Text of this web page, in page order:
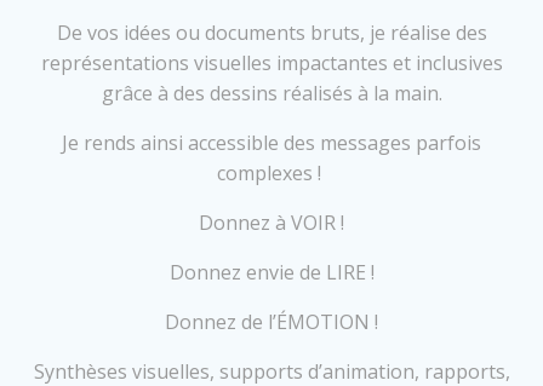
De vos idées ou documents bruts, je réalise des
représentations visuelles impactantes et inclusives
grâce à des dessins réalisés à la main.
Je rends ainsi accessible des messages parfois
complexes !
Donnez à VOIR !
Donnez envie de LIRE !
Donnez de l’ÉMOTION !
Synthèses visuelles, supports d’animation, rapports,